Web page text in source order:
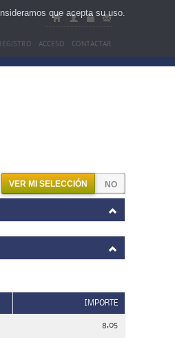
ACCESO CONTACTAR
VER MI SELECCIÓN
IMPORTE
8,05
que acepta su uso.